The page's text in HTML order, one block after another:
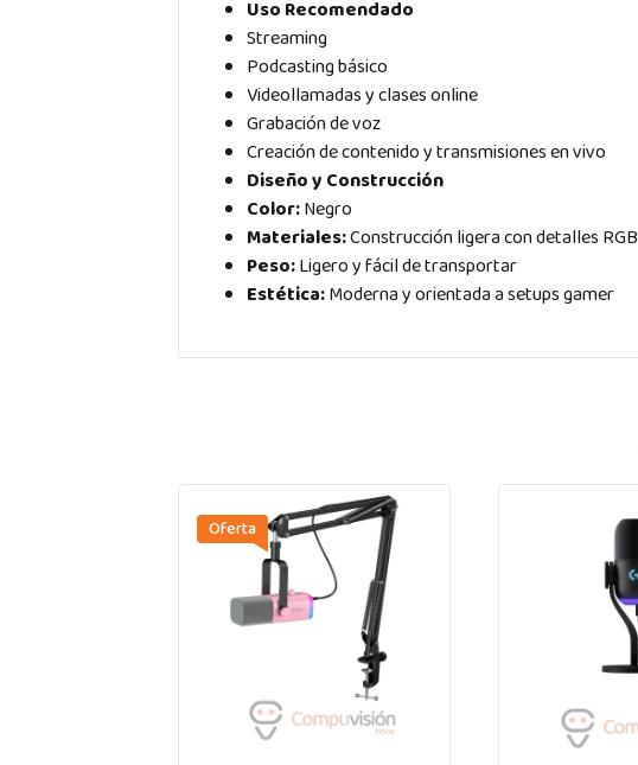
Uso Recomendado
Streaming
Podcasting básico
Videollamadas y clases online
Grabación de voz
Creación de contenido y transmisiones en vivo
Diseño y Construcción
Color:Negro
Materiales:Construcción ligera con detalles RGB
Peso:Ligero y fácil de transportar
Estética:Moderna y orientada a setups gamer
Oferta